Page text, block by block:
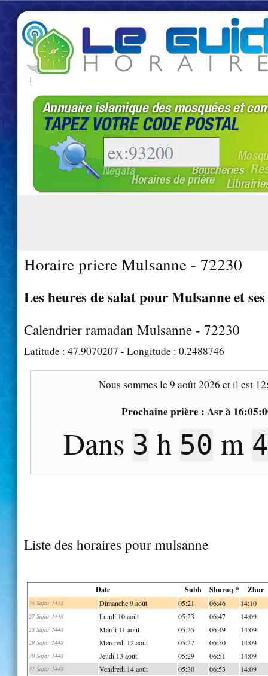
|
Horaire priere Mulsanne - 72230
Les heures de salat pour Mulsanne et
Calendrier ramadan Mulsanne - 72230
Latitude : 47.9070207 - Longitude : 0.2488746
Nous sommes le9 août 2026 et il est
Prochaine prière : Asrà
Dans 3 h 50 m
Liste des horaires pour mulsanne
Date Subh Shuruq * Zhur
26 Safar 1448 Dimanche 9 août 05:21 06:46 14:10
27 Safar 1448 Lundi 10 août 05:23 06:47 14:09
28 Safar 1448 Mardi 11 août 05:25 06:49 14:09
29 Safar 1448 Mercredi 12 août 05:27 06:50 14:09
30 Safar 1448 Jeudi 13 août 05:29 06:51 14:09
31 Safar 1448 Vendredi 14 août 05:30 06:53 14:09